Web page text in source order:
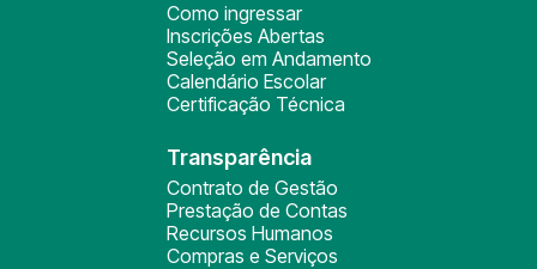
Como ingressar
Inscrições Abertas
Seleção em Andamento
Calendário Escolar
Certificação Técnica
Transparência
Contrato de Gestão
Prestação de Contas
Recursos Humanos
Compras e Serviços